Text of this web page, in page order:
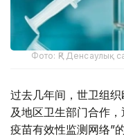
Фото: ҚР Денсаулық
过去几年间，世卫组
及地区卫生部门合作
疫苗有效性监测网络”